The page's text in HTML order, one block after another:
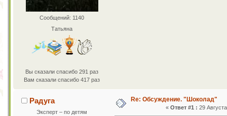
Сообщений: 1140
Татьяна
Вы сказали спасибо 291 раз
Вам сказали спасибо 417 раз
Радуга
Эксперт – по детям
Re: Обсуждение. "Шоколад"
« Ответ #1 : 29